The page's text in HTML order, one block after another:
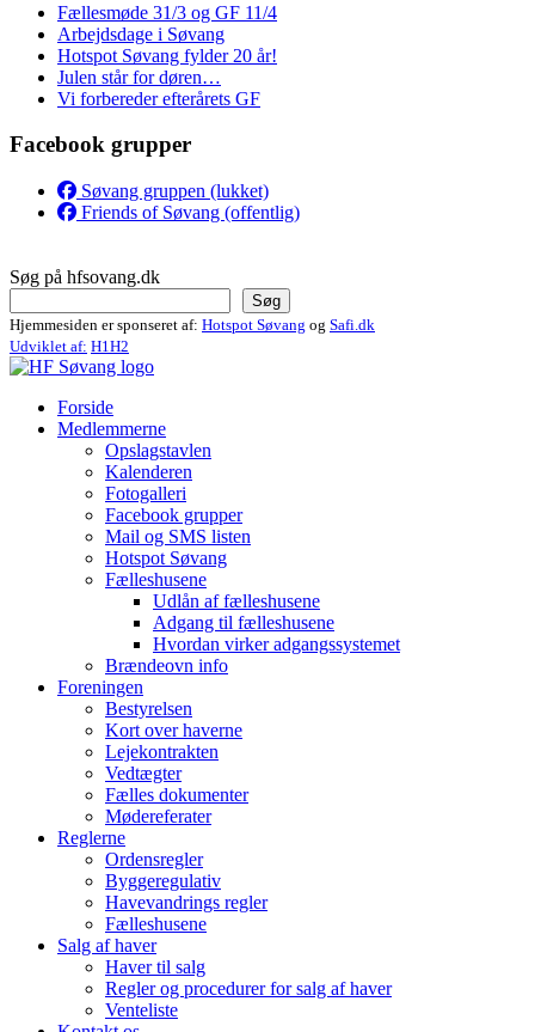
Fællesmøde 31/3 og GF 11/4
Arbejdsdage i Søvang
Hotspot Søvang fylder 20 år!
Julen står for døren…
Vi forbereder efterårets GF
Facebook grupper
Søvang gruppen (lukket)
Friends of Søvang (offentlig)
Søg på hfsovang.dk
Søg
Hjemmesiden er sponseret af: Hotspot Søvang og Safi.dk
Udviklet af: H1H2
Forside
Medlemmerne
Opslagstavlen
Kalenderen
Fotogalleri
Facebook grupper
Mail og SMS listen
Hotspot Søvang
Fælleshusene
Udlån af fælleshusene
Adgang til fælleshusene
Hvordan virker adgangssystemet
Brændeovn info
Foreningen
Bestyrelsen
Kort over haverne
Lejekontrakten
Vedtægter
Fælles dokumenter
Mødereferater
Reglerne
Ordensregler
Byggeregulativ
Havevandrings regler
Fælleshusene
Salg af haver
Haver til salg
Regler og procedurer for salg af haver
Venteliste